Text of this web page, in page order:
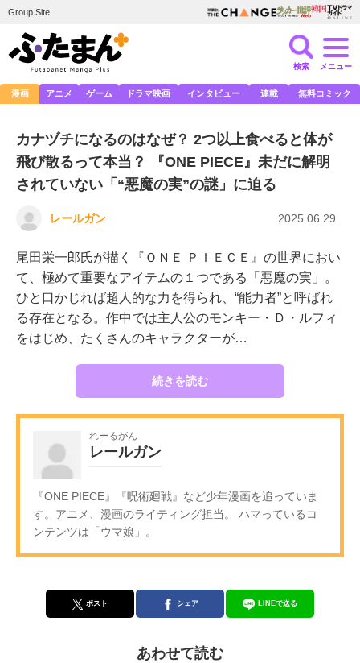
Group Site
検索 メニュー
漫画 アニメ ゲーム ドラマ映画 インタビュー 連載 無料コミック
カナヅチになるのはなぜ？ 2つ以上食べると体が
飛び散るって本当？ 『ONE PIECE』未だに解明
されていない「“悪魔の実”の謎」に迫る
レールガン 2025.06.29
尾田栄一郎氏が描く『ＯＮＥ ＰＩＥＣＥ』の世界におい
て、極めて重要なアイテムの１つである「悪魔の実」。
ひと口かじれば超人的な力を得られ、“能力者”と呼ばれ
る存在となる。作中では主人公のモンキー・Ｄ・ルフィ
をはじめ、たくさんのキャラクターが…
続きを読む
れーるがん
レールガン
『ONE PIECE』『呪術廻戦』など少年漫画を追っていま
す。アニメ、漫画のライティング担当。 ハマっているコ
ンテンツは「ウマ娘」。
ポスト シェア LINEで送る
あわせて読む